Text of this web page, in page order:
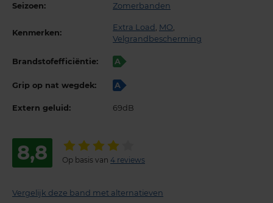
Seizoen: Zomerbanden
Kenmerken:
Extra Load MO
Velgrandbescherming
Brandstofefficiëntie: A
Grip op nat wegdek: A
Extern geluid: 69dB
8,8 Op basis van 4 reviews
Vergelijk deze band met alternatieven